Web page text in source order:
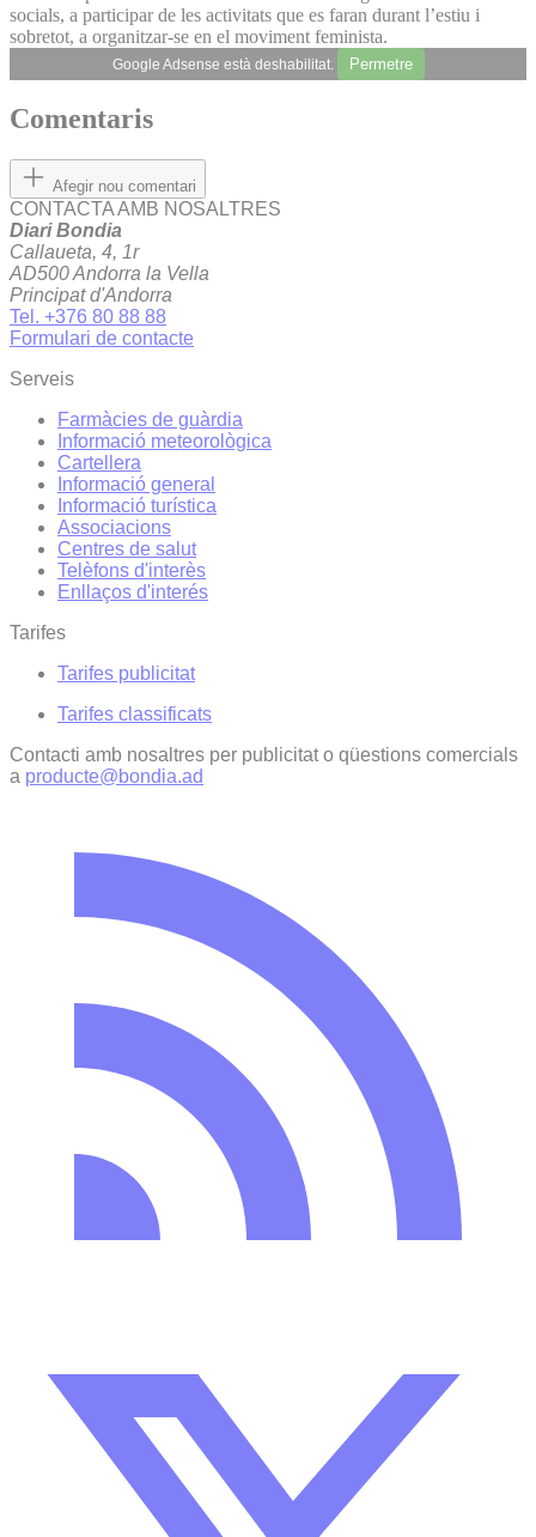
socials, a participar de les activitats que es faran durant l’estiu i
sobretot, a organitzar-se en el moviment feminista.
Google Adsense està deshabilitat. Permetre
Comentaris
Afegir nou comentari
CONTACTA AMB NOSALTRES
Diari Bondia
Callaueta, 4, 1r
AD500 Andorra la Vella
Principat d'Andorra
Tel. +376 80 88 88
Formulari de contacte
Serveis
Farmàcies de guàrdia
Informació meteorològica
Cartellera
Informació general
Informació turística
Associacions
Centres de salut
Telèfons d'interès
Enllaços d'interés
Tarifes
Tarifes publicitat
Tarifes classificats
Contacti amb nosaltres per publicitat o qüestions comercials
a producte@bondia.ad